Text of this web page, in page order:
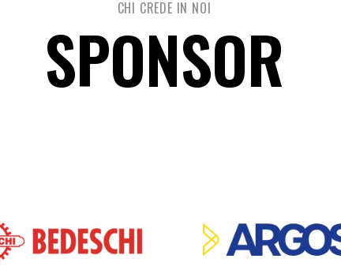
CHI CREDE IN NOI
SPONSOR